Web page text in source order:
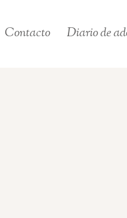
Contacto Diario de